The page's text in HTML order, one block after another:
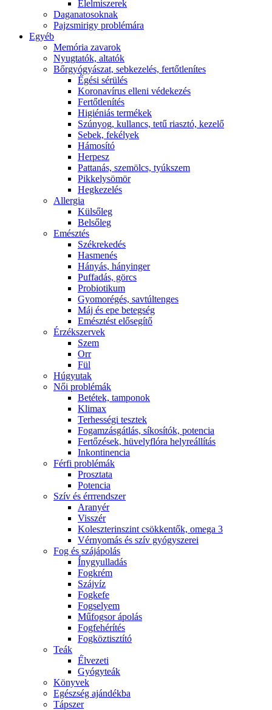
É́lelmiszerek
Daganatosoknak
Pajzsmirigy problémára
Egyéb
Memória zavarok
Nyugtatók, altatók
Bőrgyógyászat, sebkezelés, fertőtlenítes
É́gési sérülés
Koronavírus elleni védekezés
Fertőtlenítés
Higiéniás termékek
Szúnyog, kullancs, tetű riasztó, kezelő
Sebek, fekélyek
Hámosító
Herpesz
Pattanás, szemölcs, tyúkszem
Pikkelysömör
Hegkezelés
Allergia
Külsőleg
Belsőleg
Emésztés
Székrekedés
Hasmenés
Hányás, hányinger
Puffadás, görcs
Probiotikum
Gyomorégés, savtúltenges
Máj és epe betegség
Emésztést elősegítő
Érzékszervek
Szem
Orr
Fül
Húgyutak
Női problémák
Betétek, tamponok
Klimax
Terhességi tesztek
Fogamzásgátlás, síkosítók, potencia
Fertőzések, hüvelyflóra helyreállítás
Inkontinencia
Férfi problémák
Prosztata
Potencia
Szív és érrrendszer
Aranyér
Visszér
Koleszterinszint csökkentők, omega 3
Vérnyomás és szív gyógyszerei
Fog és szájápolás
Í́nygyulladás
Fogkrém
Szájvíz
Fogkefe
Fogselyem
Műfogsor ápolás
Fogfehérítés
Fogköztisztító
Teák
É́lvezeti
Gyógyteák
Könyvek
Egészség ajándékba
Tápszer